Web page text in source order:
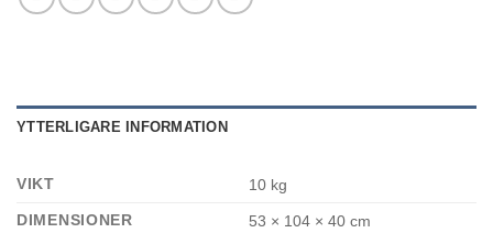
YTTERLIGARE INFORMATION
VIKT
10 kg
DIMENSIONER
53 × 104 × 40 cm